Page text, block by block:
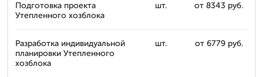
Подготовка проекта
Утепленного хозблока
шт. от 8343 руб.
Разработка индивидуальной
планировки Утепленного
хозблока
шт. от 6779 руб.